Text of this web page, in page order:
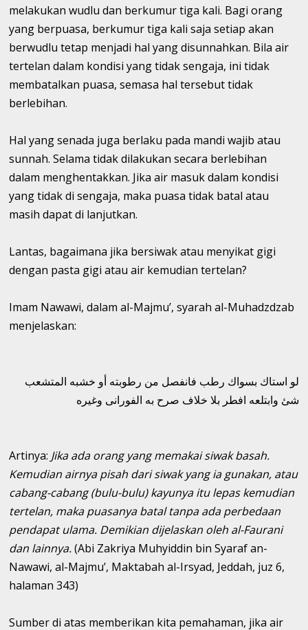
melakukan wudlu dan berkumur tiga kali. Bagi orang
yang berpuasa, berkumur tiga kali saja setiap akan
berwudlu tetap menjadi hal yang disunnahkan. Bila air
tertelan dalam kondisi yang tidak sengaja, ini tidak
membatalkan puasa, semasa hal tersebut tidak
berlebihan.
Hal yang senada juga berlaku pada mandi wajib atau
sunnah. Selama tidak dilakukan secara berlebihan
dalam menghentakkan. Jika air masuk dalam kondisi
yang tidak di sengaja, maka puasa tidak batal atau
masih dapat di lanjutkan.
Lantas, bagaimana jika bersiwak atau menyikat gigi
dengan pasta gigi atau air kemudian tertelan?
Imam Nawawi, dalam al-Majmu’, syarah al-Muhadzdzab
menjelaskan:
لو استاك بسواك رطب فانفصل من رطوبته أو خشبه المتشعب
شئ وابتلعه افطر بلا خلاف صرح به الفورانى وغيره
Artinya: Jika ada orang yang memakai siwak basah.
Kemudian airnya pisah dari siwak yang ia gunakan, atau
cabang-cabang (bulu-bulu) kayunya itu lepas kemudian
tertelan, maka puasanya batal tanpa ada perbedaan
pendapat ulama. Demikian dijelaskan oleh al-Faurani
dan lainnya.(Abi Zakriya Muhyiddin bin Syaraf an-
Nawawi, al-Majmu’, Maktabah al-Irsyad, Jeddah, juz 6,
halaman 343)
Sumber di atas memberikan kita pemahaman, jika air